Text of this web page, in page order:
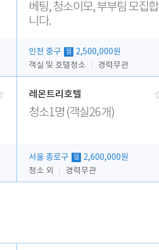
베팅, 청소이모, 부부팀 모집합
니다.
인천 중구 월
2,500,000원
객실 및 호텔청소
경력무관
레몬트리호텔
청소1명 (객실26개)
서울 종로구 월
2,600,000원
청소 외
경력무관